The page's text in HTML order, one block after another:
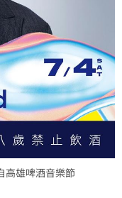
高雄啤酒音樂節